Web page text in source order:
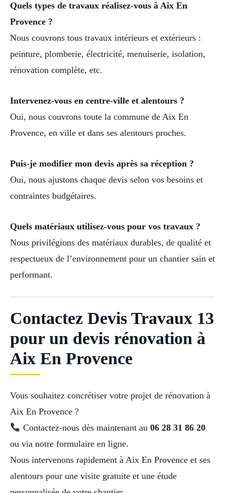
Quels types de travaux réalisez-vous à Aix En
Provence ?
Nous couvrons tous travaux intérieurs et extérieurs :
peinture, plomberie, électricité, menuiserie, isolation,
rénovation complète, etc.
Intervenez-vous en centre-ville et alentours ?
Oui, nous couvrons toute la commune de Aix En
Provence, en ville et dans ses alentours proches.
Puis-je modifier mon devis après sa réception ?
Oui, nous ajustons chaque devis selon vos besoins et
contraintes budgétaires.
Quels matériaux utilisez-vous pour vos travaux ?
Nous privilégions des matériaux durables, de qualité et
respectueux de l’environnement pour un chantier sain et
performant.
Contactez Devis Travaux 13
pour un devis rénovation à
Aix En Provence
Vous souhaitez concrétiser votre projet de rénovation à
Aix En Provence ?
Contactez-nous dès maintenant au 06 28 31 86 20
ou via notre formulaire en ligne.
Nous intervenons rapidement à Aix En Provence et ses
alentours pour une visite gratuite et une étude